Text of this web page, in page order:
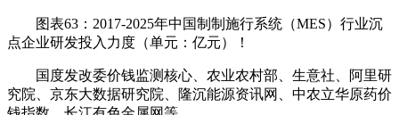
图表63：2017-2025年中国制制施行系统（MES）行业沉
点企业研发投入力度（单元：亿元）！
国度发改委价钱监测核心、农业农村部、生意社、阿里研
究院、京东大数据研究院、隆沉能源资讯网、中农立华原药价